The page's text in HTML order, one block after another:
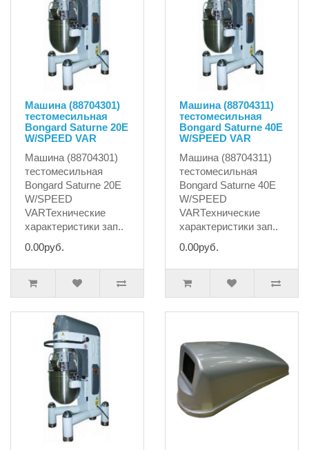
Машина (88704301)
тестомесильная
Bongard Saturne 20E
W/SPEED VAR
Машина (88704301)
тестомесильная
Bongard Saturne 20E
W/SPEED
VARТехнические
характеристики зап..
0.00руб.
Машина (88704311)
тестомесильная
Bongard Saturne 40E
W/SPEED VAR
Машина (88704311)
тестомесильная
Bongard Saturne 40E
W/SPEED
VARТехнические
характеристики зап..
0.00руб.